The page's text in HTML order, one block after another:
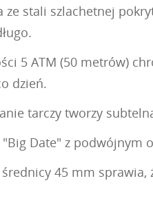
stali szlachetnej
5 ATM (50 metrów)
dzień.
tarczy tworzy
Date" z podwójnym
45 mm